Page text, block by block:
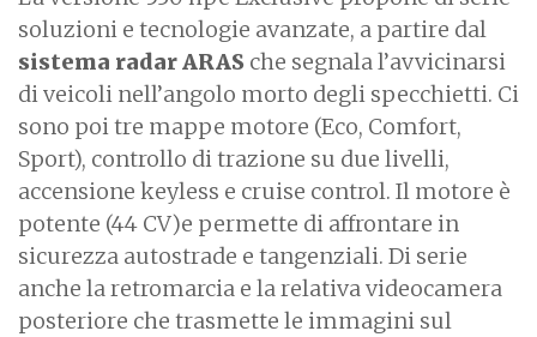
soluzioni e tecnologie avanzate, a partire dal
sistema radar ARAS che segnala l’avvicinarsi
di veicoli nell’angolo morto degli specchietti. Ci
sono poi tre mappe motore (Eco, Comfort,
Sport), controllo di trazione su due livelli,
accensione keyless e cruise control. Il motore è
potente (44 CV)e permette di affrontare in
sicurezza autostrade e tangenziali. Di serie
anche la retromarcia e la relativa videocamera
posteriore che trasmette le immagini sul